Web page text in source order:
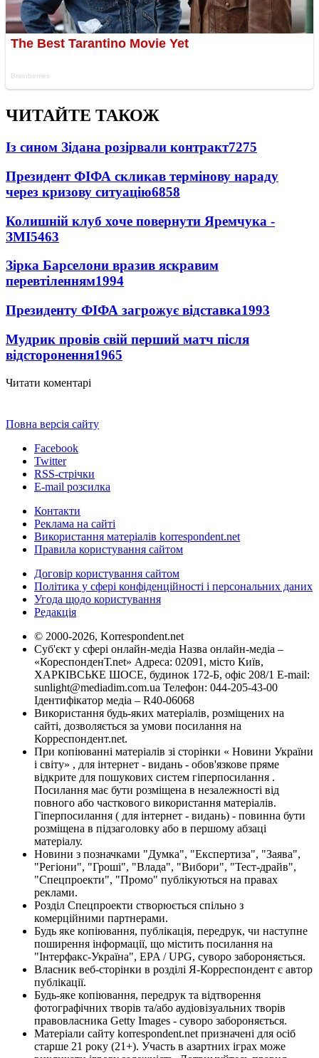
ЧИТАЙТЕ ТАКОЖ
Із сином Зідана розірвали контракт7275
Президент ФІФА скликав термінову нараду
через кризову ситуацію6858
Колишній клуб хоче повернути Яремчука -
ЗМІ5463
Зірка Барселони вразив яскравим
перевтіленням1994
Президенту ФІФА загрожує відставка1993
Мудрик провів свій перший матч після
відсторонення1965
Читати коментарі
Повна версія сайту
Facebook
Twitter
RSS-стрічки
E-mail розсилка
Контакти
Реклама на сайті
Використання матеріалів korrespondent.net
Правила користування сайтом
Договір користування сайтом
Політика у сфері конфіденційності і персональних даних
Угода щодо користування
Редакція
© 2000-2026, Korrespondent.net
Суб'єкт у сфері онлайн-медіа Назва онлайн-медіа –
«КореспонденТ.net» Адреса: 02091, місто Київ,
ХАРКІВСЬКЕ ШОСЕ, будинок 172-Б, офіс 208/1 E-mail:
sunlight@mediadim.com.ua Телефон: 044-205-43-00
Ідентифікатор медіа – R40-06068
Використання будь-яких матеріалів, розміщених на
сайті, дозволяється за умови посилання на
Корреспондент.net.
При копіюванні матеріалів зі сторінки « Новини України
і світу» , для інтернет - видань - обов'язкове пряме
відкрите для пошукових систем гіперпосилання .
Посилання має бути розміщена в незалежності від
повного або часткового використання матеріалів.
Гіперпосилання ( для інтернет - видань) - повинна бути
розміщена в підзаголовку або в першому абзаці
матеріалу.
Новини з позначками "Думка", "Експертиза", "Заява",
"Регіони", "Гроші", "Влада", "Вибори", "Тест-драйв",
"Спецпроекти", "Промо" публікуються на правах
реклами.
Розділ Спецпроекти створюється спільно з
комерційними партнерами.
Будь яке копіювання, публікація, передрук, чи наступне
поширення інформації, що містить посилання на
"Інтерфакс-Україна", EPA / UPG, суворо забороняється.
Власник веб-сторінки в розділі Я-Корреспондент є автор
публікації.
Будь-яке копіювання, передрук та відтворення
фотографічних творів та/або аудіовізуальних творів
правовласника Getty Images - суворо забороняється.
Матеріали сайту korrespondent.net призначені для осіб
старше 21 року (21+). Участь в азартних іграх може